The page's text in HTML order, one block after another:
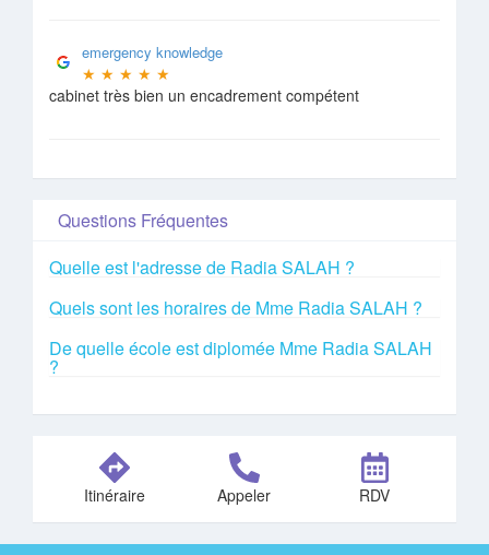
emergency knowledge
★ ★ ★ ★ ★
cabinet très bien un encadrement compétent
Questions Fréquentes
Quelle est l'adresse de Radia SALAH ?
Quels sont les horaires de Mme Radia SALAH ?
De quelle école est diplomée Mme Radia SALAH
?
Itinéraire Appeler RDV